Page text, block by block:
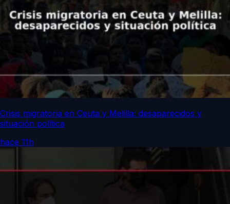
Crisis migratoria en Ceuta y Melilla: desaparecidos y
situación política
hace 11h